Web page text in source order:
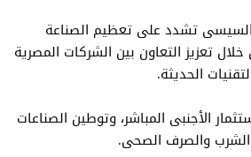
السيسى تشدد على تعظيم الصناعة
تعزيز التعاون بين الشركات المصرية
الحديثة.
الأجنبى المباشر، وتوطين الصناعات
الشرب والصرف الصحى.